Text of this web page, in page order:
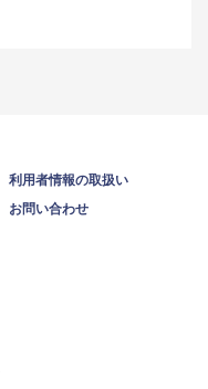
利用者情報の取扱い
お問い合わせ